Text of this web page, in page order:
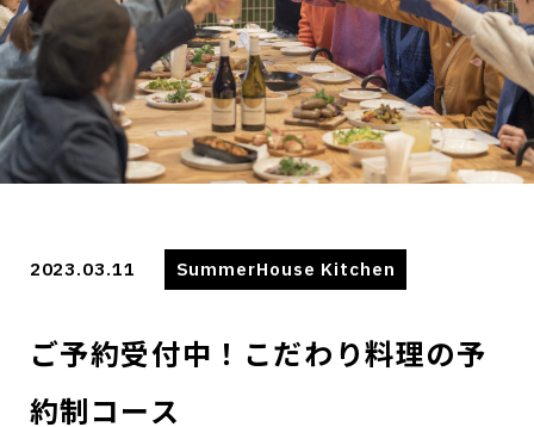
2023.03.11 SummerHouse Kitchen
ご予約受付中！こだわり料理の予
約制コース